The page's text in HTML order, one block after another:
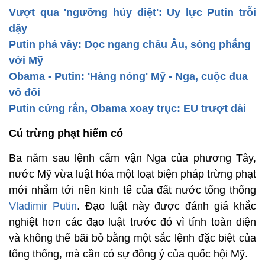
Vượt qua 'ngưỡng hủy diệt': Uy lực Putin trỗi
dậy
Putin phá vây: Dọc ngang châu Âu, sòng phẳng
với Mỹ
Obama - Putin: 'Hàng nóng' Mỹ - Nga, cuộc đua
vô đối
Putin cứng rắn, Obama xoay trục: EU trượt dài
Cú trừng phạt hiếm có
Ba năm sau lệnh cấm vận Nga của phương Tây,
nước Mỹ vừa luật hóa một loạt biện pháp trừng phạt
mới nhắm tới nền kinh tế của đất nước tổng thống
Vladimir Putin. Đạo luật này được đánh giá khắc
nghiệt hơn các đạo luật trước đó vì tính toàn diện
và không thể bãi bỏ bằng một sắc lệnh đặc biệt của
tổng thống, mà cần có sự đồng ý của quốc hội Mỹ.